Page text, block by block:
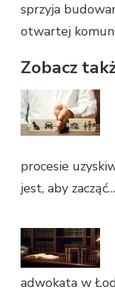
sprzyja
otwartej
Zobacz
procesie
jest, aby zacząć…
adwokata w